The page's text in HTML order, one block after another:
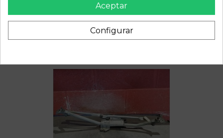
Aceptar
Configurar